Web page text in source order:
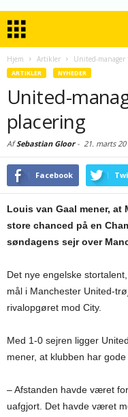
Hjem Artikler United-
ARTIKLER NYHEDER
United-
placering
AfSebastian Gloor- 21. marts
Facebook
Louis van Gaal mener, at
store chanced på en
søndagens sejr over
Det nye engelske
mål i Manchester United-
rivalopgøret mod City.
Med 1-0 sejren ligger
mener, at klubben har
– Afstanden havde været
uafgjort. Det havde været